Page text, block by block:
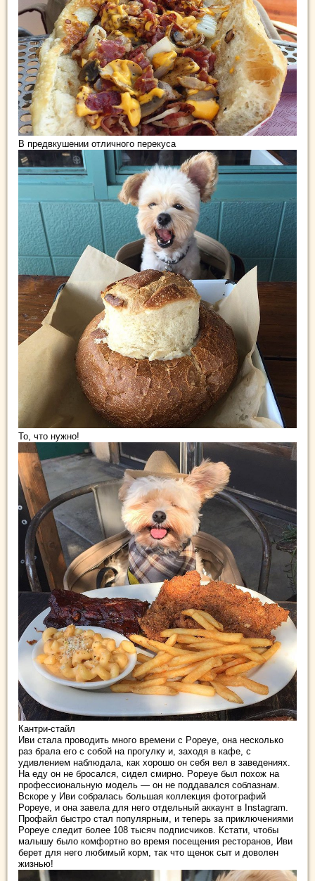
В предвкушении отличного перекуса
То, что нужно!
Кантри-стайл
Иви стала проводить много времени с Popeye, она несколько
раз брала его с собой на прогулку и, заходя в кафе, с
удивлением наблюдала, как хорошо он себя вел в заведениях.
На еду он не бросался, сидел смирно. Popeye был похож на
профессиональную модель — он не поддавался соблазнам.
Вскоре у Иви собралась большая коллекция фотографий
Popeye, и она завела для него отдельный аккаунт в Instagram.
Профайл быстро стал популярным, и теперь за приключениями
Popeye следит более 108 тысяч подписчиков. Кстати, чтобы
малышу было комфортно во время посещения ресторанов, Иви
берет для него любимый корм, так что щенок сыт и доволен
жизнью!